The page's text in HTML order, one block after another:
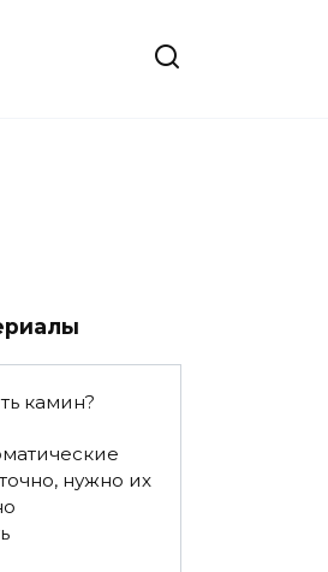
камин?
нужно их